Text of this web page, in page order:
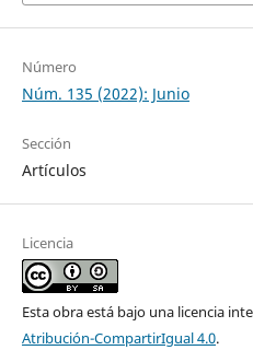
Número
Núm. 135 (2022): Junio
Sección
Artículos
Licencia
Esta obra está bajo una licencia
Atribución-CompartirIgual 4.0.